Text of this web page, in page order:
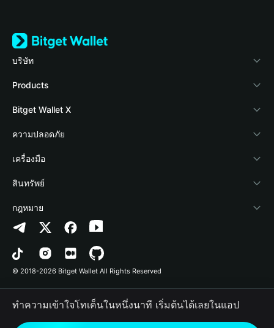
บริษัท
เกี่ยวกับ Bitget Wallet
Blog
Academy
ข่าวสารด้านคริปโต
ศูนย์ช่วยเหลือ
ติดต่อเรา
ทรัพยากรข้อมูลของแบรนด์
อาชีพ
Products
Crypto Card
Stablecoin Earn
Payfi Crypto
Crypto Swap API
Altcoin Season Index
Prediction Markets
DApp
RWA
Bitget Wallet X
นักพัฒนา
เชื่อมต่อ Wallet
Bitget Wallet Pay
ลิสต์โปรเจกต์
ความปลอดภัย
Protection Fund
เทคโนโลยีความปลอดภัย
เครื่องมือ
ซื้อคริปโต
การตรวจจับการอนุญาต
การตรวจจับสัญญา
การโอนเป็นชุด
สินทรัพย์
Arbitrum
Avalanche
Bitcoin
Polygon
กฎหมาย
นโยบายความเป็นส่วนตัว
ข้อตกลงในการใช้บริการ
© 2018-2026 Bitget Wallet All Rights Reserved
ทำความเข้าใจโทเค็นในหนึ่งนาที เริ่มต้นได้เลยในแอป